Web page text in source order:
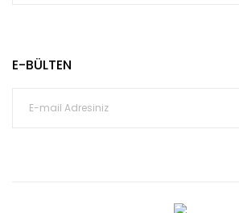
E-BÜLTEN